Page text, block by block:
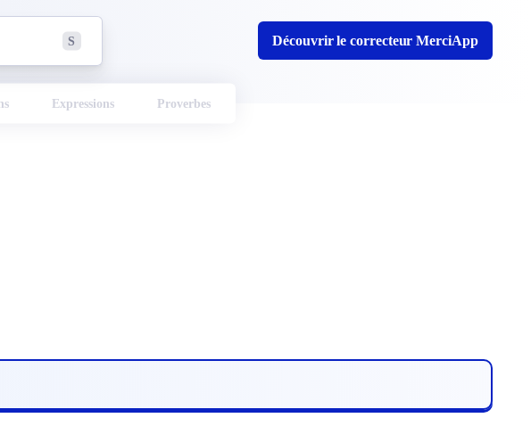
S Découvrir le correcteur MerciApp
Expressions Proverbes